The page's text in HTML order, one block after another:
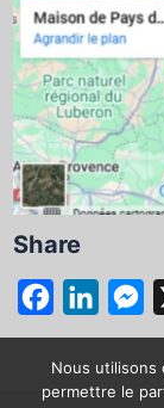
Share
a
c
i
n
e
s
Nous utilisons
permettre le